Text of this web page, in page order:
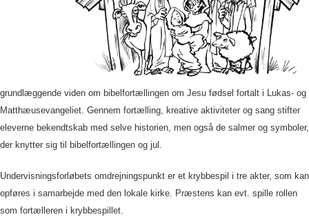
grundlæggende viden om bibelfortællingen om Jesu fødsel fortalt i Lukas- og
Matthæusevangeliet. Gennem fortælling, kreative aktiviteter og sang stifter
eleverne bekendtskab med selve historien, men også de salmer og symboler,
der knytter sig til bibelfortællingen og jul.
Undervisningsforløbets omdrejningspunkt er et krybbespil i tre akter, som kan
opføres i samarbejde med den lokale kirke. Præstens kan evt. spille rollen
som fortælleren i krybbespillet.